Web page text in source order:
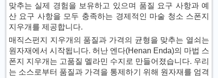
맞추는 실제 경험을 보유하고 있으며 품질 요구 사항과 예
산 요구 사항을 모두 충족하는 경제적인 마술 청소 스폰지
지우개를 제공합니다.
매직스펀지 지우개의 품질과 가격의 균형을 맞추는 열쇠는
원자재에서 시작됩니다. 허난 엔다(Henan Enda)의 마법 스
폰지 지우개는 고품질 멜라민 수지로 만들어졌습니다. 우리
는 소스로부터 품질과 가격을 통제하기 위해 원자재를 엄격